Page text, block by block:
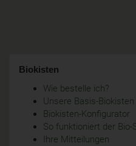
Biokisten
Wie bestelle ich?
Unsere Basis-Biokisten
Biokisten-Konfigurator
So funktioniert der Bio-
Ihre Mitteilungen